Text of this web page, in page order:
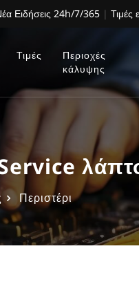
Ειδήσεις 24h/7/365 | Τιμές
Τιμές
Περιοχές
κάλυψης
Περιστέρι